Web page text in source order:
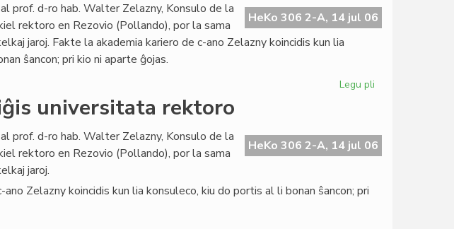
en
konferenco
HeKo 306 2-A, 14 jul 06
prof. d-ro hab. Walter Zelazny, Konsulo de la
rektoro en Rezovio (Pollando), por la sama
jaroj. Fakte la akademia kariero de c-ano Zelazny koincidis kun lia
ŝancon; pri kio ni aparte ĝojas.
Legu pli
universitata
rektoro
universitata rektoro
HeKo 306 2-A, 14 jul 06
prof. d-ro hab. Walter Zelazny, Konsulo de la
rektoro en Rezovio (Pollando), por la sama
jaroj.
Zelazny koincidis kun lia konsuleco, kiu do portis al li bonan ŝancon; pri